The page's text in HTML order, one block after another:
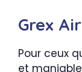
Grex
Pour ceux
et